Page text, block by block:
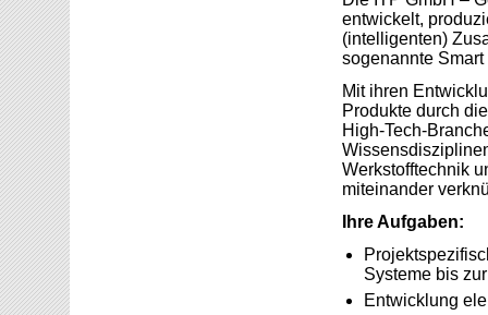
entwickelt,
(intelligenten)
sogenannte Smart
Mit ihren
Produkte durch
High-Tech-
Werkstofftechnik
miteinander
Ihre Aufgaben:
Systeme bis
Entwicklung